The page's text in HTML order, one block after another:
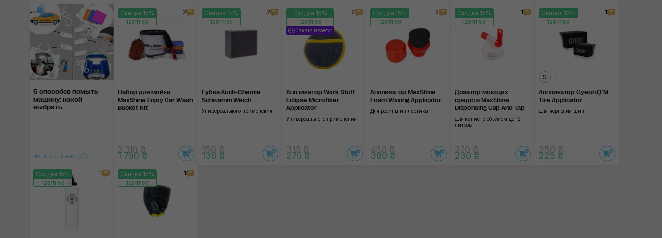
5 способов помыть
машину: какой
выбрать
Читать статью
Скидка 15%
128:11:58
2
Набор для мойки
MaxShine Enjoy Car Wash
Bucket Kit
2 110 ₴
1 790 ₴
Скидка 12%
128:11:58
2
Губка Koch-Chemie
Schwamm Weich
Универсального применения
150 ₴
130 ₴
Скидка 15%
128:11:58
Заканчивается
2
Аппликатор Work Stuff
Eclipse Microfiber
Applicator
Универсального применения
315 ₴
270 ₴
Скидка 15%
128:11:58
2
Аппликатор MaxShine
Foam Waxing Applicator
Для резины и пластика
450 ₴
380 ₴
Скидка 15%
128:11:58
1
Дозатор моющих
средств MaxShine
Dispensing Cap And Tap
Для канистр объёмом до 12
литров
270 ₴
230 ₴
Скидка 10%
128:11:58
1
S L
Аппликатор Gyeon Q²M
Tire Applicator
Для чернения шин
250 ₴
225 ₴
Скидка 15%
128:11:58
1 Скидка 15%
128:11:58
1